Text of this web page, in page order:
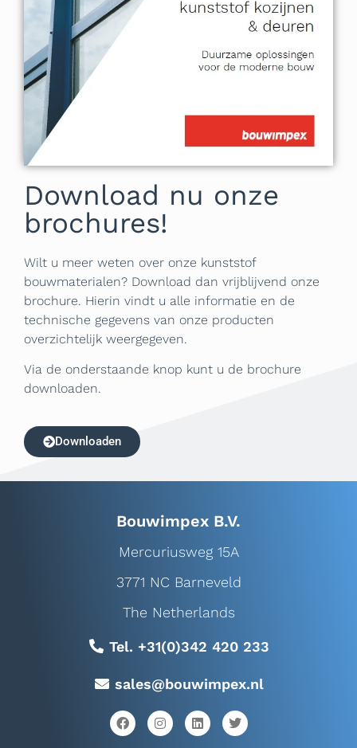
Download nu onze
brochures!
Wilt u meer weten over onze kunststof
bouwmaterialen? Download dan vrijblijvend onze
brochure. Hierin vindt u alle informatie en de
technische gegevens van onze producten
overzichtelijk weergegeven.
Via de onderstaande knop kunt u de brochure
downloaden.
Downloaden
Bouwimpex B.V.
Mercuriusweg 15A
3771 NC Barneveld
The Netherlands
Tel. +31(0)342 420 233
sales@bouwimpex.nl